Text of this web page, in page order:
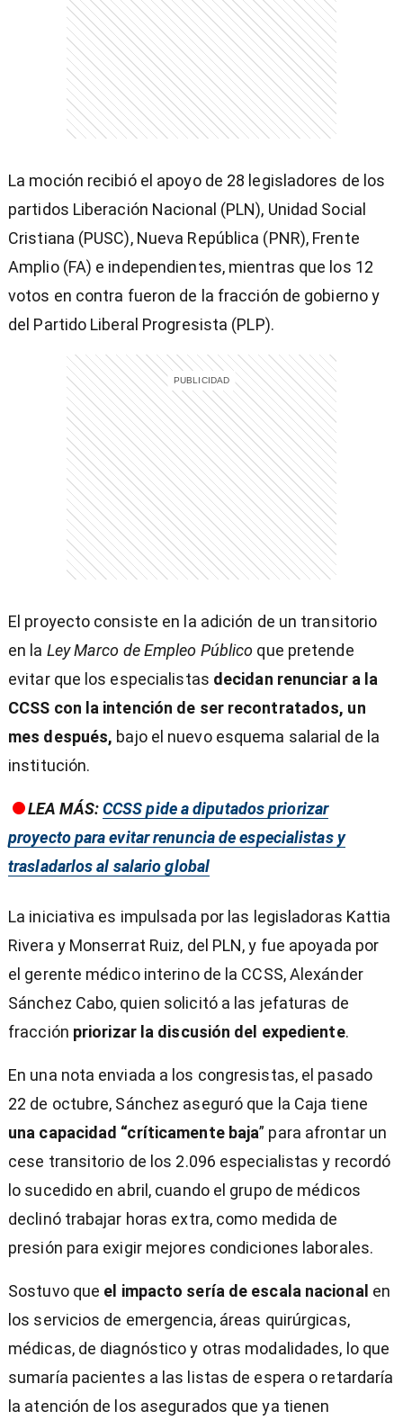
La moción recibió el apoyo de 28 legisladores de los
partidos Liberación Nacional (PLN), Unidad Social
Cristiana (PUSC), Nueva República (PNR), Frente
Amplio (FA) e independientes, mientras que los 12
votos en contra fueron de la fracción de gobierno y
del Partido Liberal Progresista (PLP).
El proyecto consiste en la adición de un transitorio
en la Ley Marco de Empleo Público que pretende
evitar que los especialistas decidan renunciar a la
CCSS con la intención de ser recontratados, un
mes después, bajo el nuevo esquema salarial de la
institución.
LEA MÁS:CCSS pide a diputados priorizar
proyecto para evitar renuncia de especialistas y
trasladarlos al salario global
La iniciativa es impulsada por las legisladoras Kattia
Rivera y Monserrat Ruiz, del PLN, y fue apoyada por
el gerente médico interino de la CCSS, Alexánder
Sánchez Cabo, quien solicitó a las jefaturas de
fracción priorizar la discusión del expediente.
En una nota enviada a los congresistas, el pasado
22 de octubre, Sánchez aseguró que la Caja tiene
una capacidad “críticamente baja” para afrontar un
cese transitorio de los 2.096 especialistas y recordó
lo sucedido en abril, cuando el grupo de médicos
declinó trabajar horas extra, como medida de
presión para exigir mejores condiciones laborales.
Sostuvo que el impacto sería de escala nacional en
los servicios de emergencia, áreas quirúrgicas,
médicas, de diagnóstico y otras modalidades, lo que
sumaría pacientes a las listas de espera o retardaría
la atención de los asegurados que ya tienen